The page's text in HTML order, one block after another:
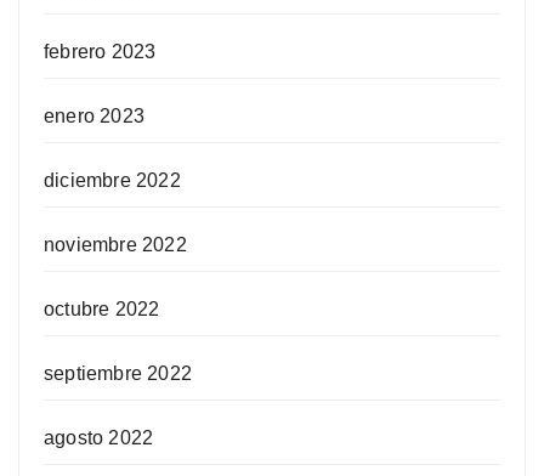
febrero 2023
enero 2023
diciembre 2022
noviembre 2022
octubre 2022
septiembre 2022
agosto 2022